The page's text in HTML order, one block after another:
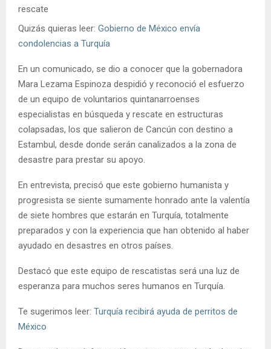
rescate
Quizás quieras leer: Gobierno de México envía
condolencias a Turquía
En un comunicado, se dio a conocer que la gobernadora
Mara Lezama Espinoza despidió y reconoció el esfuerzo
de un equipo de voluntarios quintanarroenses
especialistas en búsqueda y rescate en estructuras
colapsadas, los que salieron de Cancún con destino a
Estambul, desde donde serán canalizados a la zona de
desastre para prestar su apoyo.
En entrevista, precisó que este gobierno humanista y
progresista se siente sumamente honrado ante la valentía
de siete hombres que estarán en Turquía, totalmente
preparados y con la experiencia que han obtenido al haber
ayudado en desastres en otros países.
Destacó que este equipo de rescatistas será una luz de
esperanza para muchos seres humanos en Turquía.
Te sugerimos leer: Turquía recibirá ayuda de perritos de
México